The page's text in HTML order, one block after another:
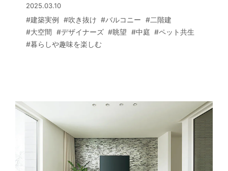
吹き抜けにしたＬＤＫは約50帖もある
大空間。大きな吹き抜けに光の格子を連
ねたようなペンダント照明がアート作品
ーをされることも多いそうです。リビン
グには、床を下げたピットスタイルのラ
ビットコーナーもあり、ペットのウサギ
も楽しそう。ＬＤＫの大きな窓の外には
フラットにタイルテラスと芝生の庭が広
2025.03.10
#建築実例 #吹き抜け #バルコニー #二階建
#大空間 #デザイナーズ #眺望 #中庭 #ペット共生
#暮らしや趣味を楽しむ